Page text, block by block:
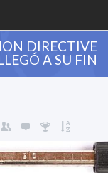
DIRECTIVE
A SU FIN